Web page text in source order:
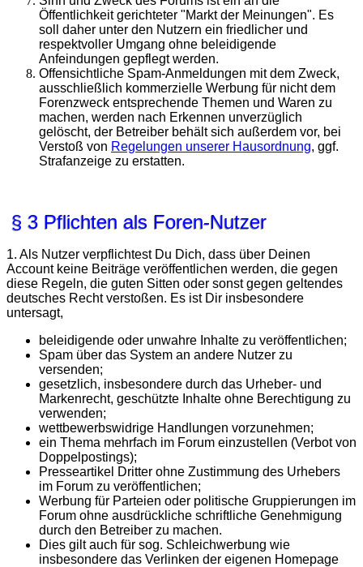
Öffentlichkeit gerichteter "Markt der Meinungen". Es
soll daher unter den Nutzern ein friedlicher und
respektvoller Umgang ohne beleidigende
Anfeindungen gepflegt werden.
Offensichtliche Spam-Anmeldungen mit dem Zweck,
ausschließlich kommerzielle Werbung für nicht dem
Forenzweck entsprechende Themen und Waren zu
machen, werden nach Erkennen unverzüglich
gelöscht, der Betreiber behält sich außerdem vor, bei
Verstoß von Regelungen unserer Hausordnung, ggf.
Strafanzeige zu erstatten.
§ 3 Pflichten als Foren-Nutzer
1. Als Nutzer verpflichtest Du Dich, dass über Deinen
Account keine Beiträge veröffentlichen werden, die gegen
diese Regeln, die guten Sitten oder sonst gegen geltendes
deutsches Recht verstoßen. Es ist Dir insbesondere
untersagt,
beleidigende oder unwahre Inhalte zu veröffentlichen;
Spam über das System an andere Nutzer zu
versenden;
gesetzlich, insbesondere durch das Urheber- und
Markenrecht, geschützte Inhalte ohne Berechtigung zu
verwenden;
wettbewerbswidrige Handlungen vorzunehmen;
ein Thema mehrfach im Forum einzustellen (Verbot von
Doppelpostings);
Presseartikel Dritter ohne Zustimmung des Urhebers
im Forum zu veröffentlichen;
Werbung für Parteien oder politische Gruppierungen im
Forum ohne ausdrückliche schriftliche Genehmigung
durch den Betreiber zu machen.
Dies gilt auch für sog. Schleichwerbung wie
insbesondere das Verlinken der eigenen Homepage